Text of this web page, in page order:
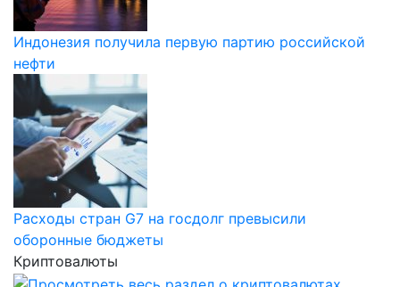
Индонезия получила первую партию российской
нефти
Расходы стран G7 на госдолг превысили
оборонные бюджеты
Криптовалюты